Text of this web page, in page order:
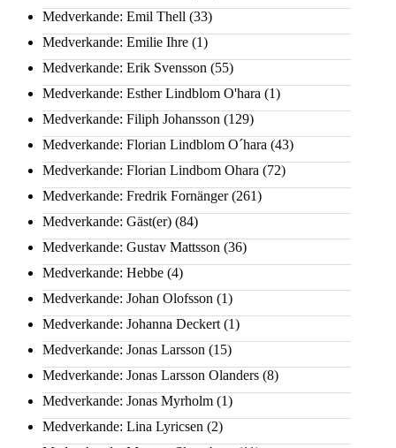
Medverkande: Emil Thell (33)
Medverkande: Emilie Ihre (1)
Medverkande: Erik Svensson (55)
Medverkande: Esther Lindblom O'hara (1)
Medverkande: Filiph Johansson (129)
Medverkande: Florian Lindblom O´hara (43)
Medverkande: Florian Lindbom Ohara (72)
Medverkande: Fredrik Fornänger(261)
Medverkande: Gäst(er) (84)
Medverkande: Gustav Mattsson (36)
Medverkande: Hebbe (4)
Medverkande: Johan Olofsson (1)
Medverkande: Johanna Deckert (1)
Medverkande: Jonas Larsson (15)
Medverkande: Jonas Larsson Olanders (8)
Medverkande: Jonas Myrholm (1)
Medverkande: Lina Lyricsen (2)